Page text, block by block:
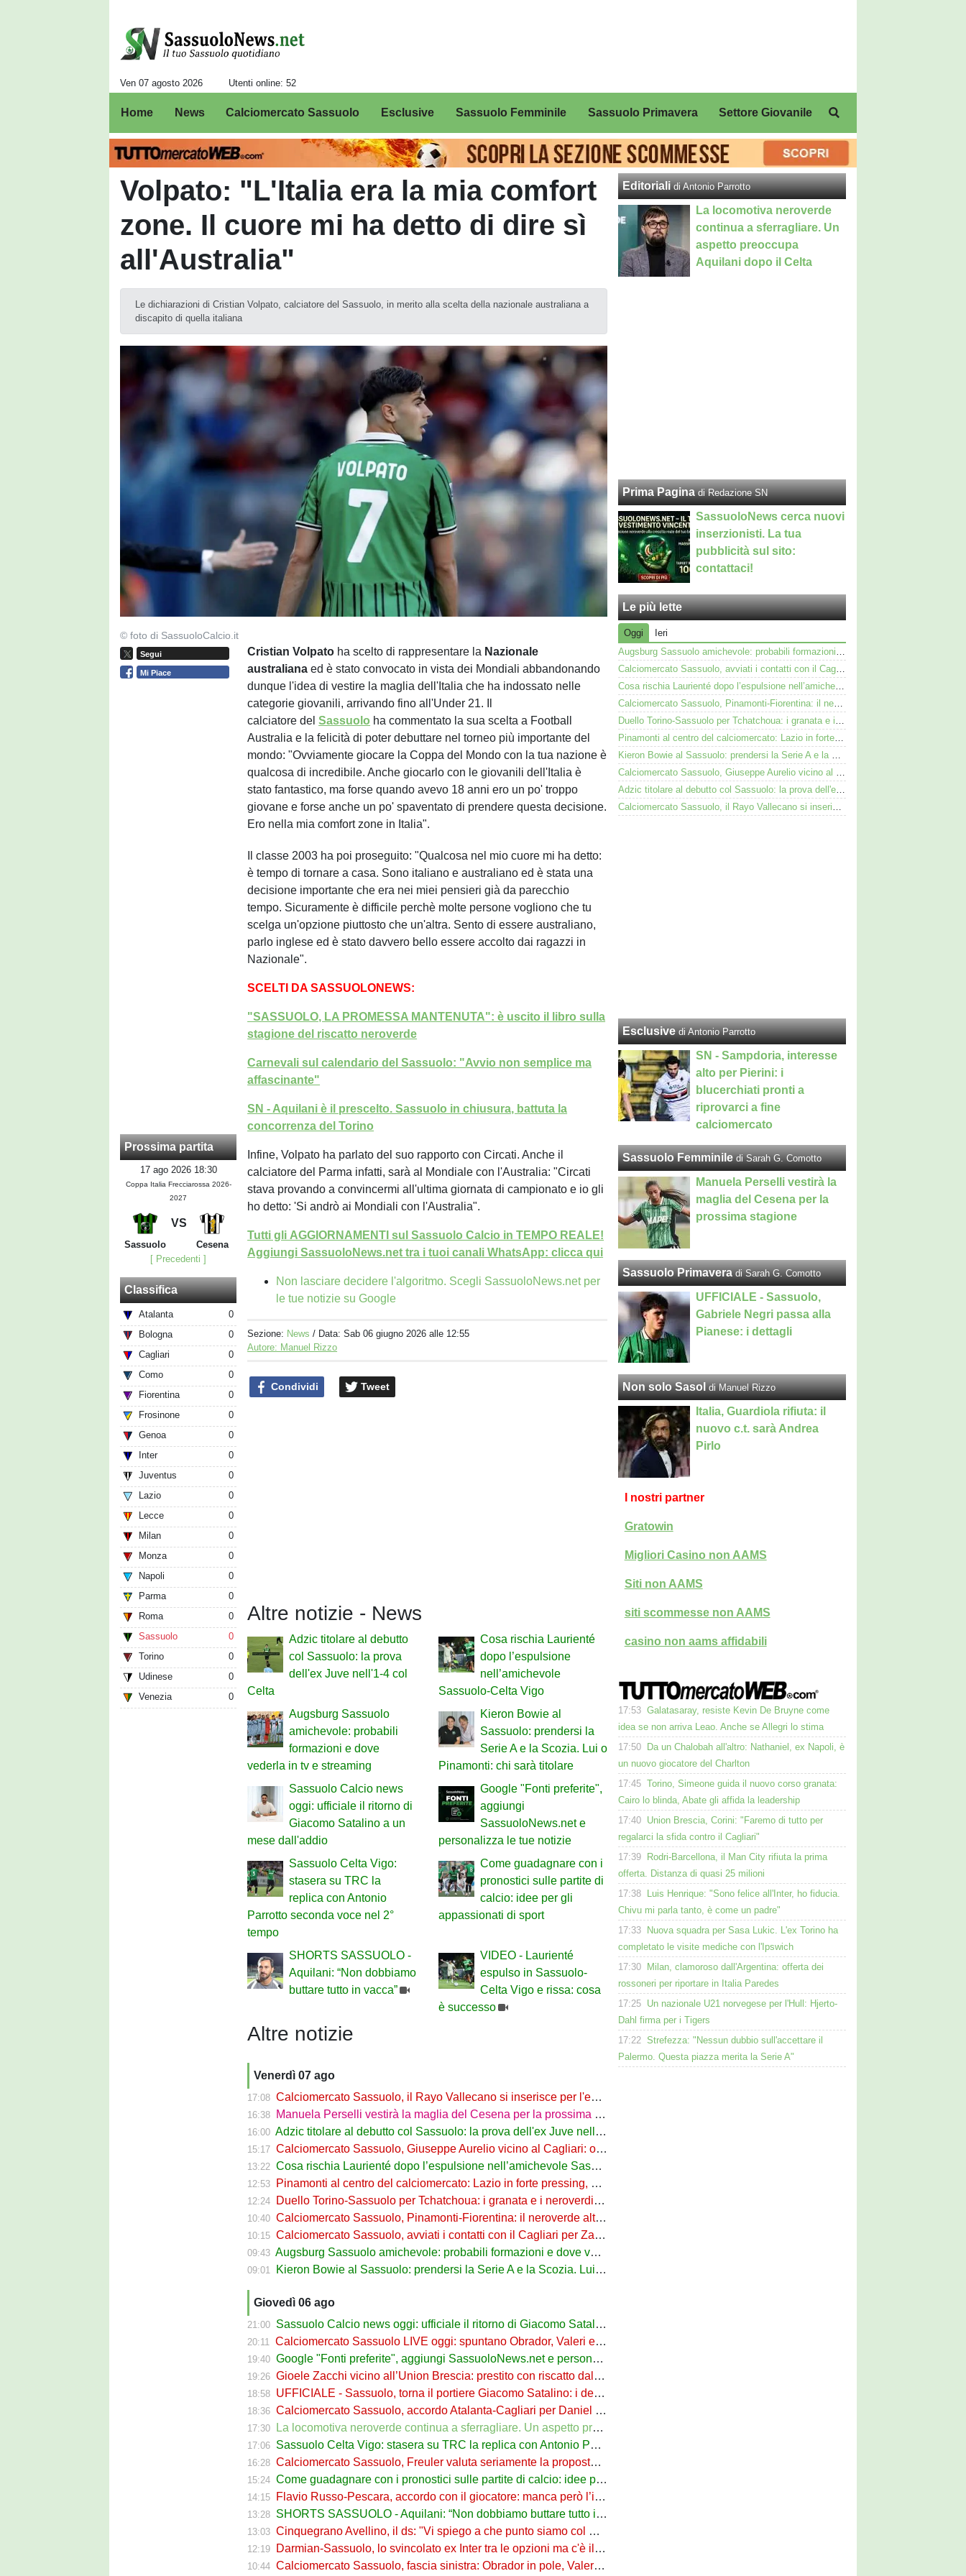
Ven 07 agosto 2026 Utenti online: 52
Home News Calciomercato Sassuolo Esclusive Sassuolo Femminile Sassuolo Primavera Settore Giovanile
Volpato: "L'Italia era la mia comfort
zone. Il cuore mi ha detto di dire sì
all'Australia"
Le dichiarazioni di Cristian Volpato, calciatore del Sassuolo, in merito alla scelta della nazionale australiana a
discapito di quella italiana
© foto di SassuoloCalcio.it
Segui
Mi Piace
Prossima partita
17 ago 2026 18:30
Coppa Italia Frecciarossa 2026-
2027
VS
Sassuolo
Cesena
[ Precedenti ]
Classifica
Atalanta
0
Bologna
0
Cagliari
0
Como
0
Fiorentina
0
Frosinone
0
Genoa
0
Inter
0
Juventus
0
Lazio
0
Lecce
0
Milan
0
Monza
0
Napoli
0
Parma
0
Roma
0
Sassuolo
0
Torino
0
Udinese
0
Venezia
0
Cristian Volpato ha scelto di rappresentare la Nazionale
australiana ed è stato convocato in vista dei Mondiali abbandonando
dunque l'idea di vestire la maglia dell'Italia che ha indossato nelle
categorie giovanili, arrivando fino all'Under 21. Il
calciatore delSassuolo ha commentato la sua scelta a Football
Australia e la felicità di poter debuttare nel torneo più importante del
mondo: "Ovviamente giocare la Coppa del Mondo con la tua nazione è
qualcosa di incredibile. Anche giocarlo con le giovanili dell'Italia è
stato fantastico, ma forse quando avevo 18 anni ero un po' troppo
giovane e forse anche un po' spaventato di prendere questa decisione.
Ero nella mia comfort zone in Italia".
Il classe 2003 ha poi proseguito: "Qualcosa nel mio cuore mi ha detto:
è tempo di tornare a casa. Sono italiano e australiano ed è stata una
decisione importante che era nei miei pensieri già da parecchio
tempo. Sicuramente è difficile perchè molte persone vogliono che tu
scelga un'opzione piuttosto che un'altra. Sento di essere australiano,
parlo inglese ed è stato davvero bello essere accolto dai ragazzi in
Nazionale".
SCELTI DA SASSUOLONEWS:
"SASSUOLO, LA PROMESSA MANTENUTA": è uscito il libro sulla
stagione del riscatto neroverde
Carnevali sul calendario del Sassuolo: "Avvio non semplice ma
affascinante"
SN - Aquilani è il prescelto. Sassuolo in chiusura, battuta la
concorrenza del Torino
Infine, Volpato ha parlato del suo rapporto con Circati. Anche il
calciatore del Parma infatti, sarà al Mondiale con l'Australia: "Circati
stava provando a convincermi all'ultima giornata di campionato e io gli
ho detto: 'Si andrò ai Mondiali con l'Australia".
Tutti gli AGGIORNAMENTI sul Sassuolo Calcio in TEMPO REALE!
Aggiungi SassuoloNews.net tra i tuoi canali WhatsApp: clicca qui
Non lasciare decidere l'algoritmo. Scegli SassuoloNews.net per
le tue notizie su Google
Sezione: News / Data:Sab 06 giugno 2026 alle 12:55
Autore: Manuel Rizzo
Condividi Tweet
Altre notizie - News
Adzic titolare al debutto
col Sassuolo: la prova
dell'ex Juve nell'1-4 col
Celta
Cosa rischia Laurienté
dopo l’espulsione
nell’amichevole
Sassuolo-Celta Vigo
Augsburg Sassuolo
amichevole: probabili
formazioni e dove
vederla in tv e streaming
Kieron Bowie al
Sassuolo: prendersi la
Serie A e la Scozia. Lui o
Pinamonti: chi sarà titolare
Sassuolo Calcio news
oggi: ufficiale il ritorno di
Giacomo Satalino a un
mese dall'addio
Google "Fonti preferite",
aggiungi
SassuoloNews.net e
personalizza le tue notizie
Sassuolo Celta Vigo:
stasera su TRC la
replica con Antonio
Parrotto seconda voce nel 2°
tempo
Come guadagnare con i
pronostici sulle partite di
calcio: idee per gli
appassionati di sport
SHORTS SASSUOLO -
Aquilani: “Non dobbiamo
buttare tutto in vacca”
VIDEO - Laurienté
espulso in Sassuolo-
Celta Vigo e rissa: cosa
è successo
Altre notizie
Venerdì 07 ago
17:08 Calciomercato Sassuolo, il Rayo Vallecano si inserisce per l'ex Torino Obrador
16:38 Manuela Perselli vestirà la maglia del Cesena per la prossima stagione
16:00 Adzic titolare al debutto col Sassuolo: la prova dell'ex Juve nell'1-4 col Celta
15:17 Calciomercato Sassuolo, Giuseppe Aurelio vicino al Cagliari: operazione in dirittura d’arrivo
13:22 Cosa rischia Laurienté dopo l’espulsione nell’amichevole Sassuolo-Celta Vigo
12:53 Pinamonti al centro del calciomercato: Lazio in forte pressing, Fiorentina osserva
12:24 Duello Torino-Sassuolo per Tchatchoua: i granata e i neroverdi valutano per l'ex Verona
10:40 Calciomercato Sassuolo, Pinamonti-Fiorentina: il neroverde alternativa a Pellegrino del Parma
10:15 Calciomercato Sassuolo, avviati i contatti con il Cagliari per Zappa
09:43 Augsburg Sassuolo amichevole: probabili formazioni e dove vederla in tv e streaming
09:01 Kieron Bowie al Sassuolo: prendersi la Serie A e la Scozia. Lui o Pinamonti: chi sarà titolare
Giovedì 06 ago
21:00 Sassuolo Calcio news oggi: ufficiale il ritorno di Giacomo Satalino a un mese dall'addio
20:11 Calciomercato Sassuolo LIVE oggi: spuntano Obrador, Valeri e Darmian per la difesa
19:40 Google "Fonti preferite", aggiungi SassuoloNews.net e personalizza le tue notizie
19:26 Gioele Zacchi vicino all’Union Brescia: prestito con riscatto dal Sassuolo
18:58 UFFICIALE - Sassuolo, torna il portiere Giacomo Satalino: i dettagli
18:36 Calciomercato Sassuolo, accordo Atalanta-Cagliari per Daniel Maldini: i dettagli
17:30 La locomotiva neroverde continua a sferragliare. Un aspetto preoccupa Aquilani dopo il Celta
17:06 Sassuolo Celta Vigo: stasera su TRC la replica con Antonio Parrotto seconda voce nel 2° tempo
16:28 Calciomercato Sassuolo, Freuler valuta seriamente la proposta neroverde
15:24 Come guadagnare con i pronostici sulle partite di calcio: idee per gli appassionati di sport
14:15 Flavio Russo-Pescara, accordo con il giocatore: manca però l’intesa con il Sassuolo
13:28 SHORTS SASSUOLO - Aquilani: “Non dobbiamo buttare tutto in vacca”
13:03 Cinquegrano Avellino, il ds: "Vi spiego a che punto siamo col Sassuolo"
12:19 Darmian-Sassuolo, lo svincolato ex Inter tra le opzioni ma c'è il solito Cagliari
10:44 Calciomercato Sassuolo, fascia sinistra: Obrador in pole, Valeri l’alternativa
Editoriali di Antonio Parrotto
La locomotiva neroverde
continua a sferragliare. Un
aspetto preoccupa
Aquilani dopo il Celta
Prima Pagina di Redazione SN
SassuoloNews cerca nuovi
inserzionisti. La tua
pubblicità sul sito:
contattaci!
Le più lette
Oggi
Ieri
Augsburg Sassuolo amichevole: probabili formazioni e dove vederla in tv e streaming
Calciomercato Sassuolo, avviati i contatti con il Cagliari per Zappa
Cosa rischia Laurienté dopo l’espulsione nell’amichevole Sassuolo-Celta Vigo
Calciomercato Sassuolo, Pinamonti-Fiorentina: il neroverde alternativa a Pellegrino del Parma
Duello Torino-Sassuolo per Tchatchoua: i granata e i neroverdi valutano per l'ex Verona
Pinamonti al centro del calciomercato: Lazio in forte pressing, Fiorentina osserva
Kieron Bowie al Sassuolo: prendersi la Serie A e la Scozia. Lui o Pinamonti: chi sarà titolare
Calciomercato Sassuolo, Giuseppe Aurelio vicino al Cagliari: operazione in dirittura d’arrivo
Adzic titolare al debutto col Sassuolo: la prova dell'ex Juve nell'1-4 col Celta
Calciomercato Sassuolo, il Rayo Vallecano si inserisce per l'ex Torino Obrador
Esclusive di Antonio Parrotto
SN - Sampdoria, interesse
alto per Pierini: i
blucerchiati pronti a
riprovarci a fine
calciomercato
Sassuolo Femminile di Sarah G. Comotto
Manuela Perselli vestirà la
maglia del Cesena per la
prossima stagione
Sassuolo Primavera di Sarah G. Comotto
UFFICIALE - Sassuolo,
Gabriele Negri passa alla
Pianese: i dettagli
Non solo Sasol di Manuel Rizzo
Italia, Guardiola rifiuta: il
nuovo c.t. sarà Andrea
Pirlo
I nostri partner
Gratowin
Migliori Casino non AAMS
Siti non AAMS
siti scommesse non AAMS
casino non aams affidabili
17:53 Galatasaray, resiste Kevin De Bruyne come
idea se non arriva Leao. Anche se Allegri lo stima
17:50
Da un Chalobah all'altro: Nathaniel, ex Napoli, è
un nuovo giocatore del Charlton
17:45 Torino, Simeone guida il nuovo corso granata:
Cairo lo blinda, Abate gli affida la leadership
17:40 Union Brescia, Corini: "Faremo di tutto per
regalarci la sfida contro il Cagliari"
17:39
Rodri-Barcellona, il Man City rifiuta la prima
offerta. Distanza di quasi 25 milioni
17:38
Luis Henrique: "Sono felice all'Inter, ho fiducia.
Chivu mi parla tanto, è come un padre"
17:33
Nuova squadra per Sasa Lukic. L'ex Torino ha
completato le visite mediche con l'Ipswich
17:30
Milan, clamoroso dall'Argentina: offerta dei
rossoneri per riportare in Italia Paredes
17:25 Un nazionale U21 norvegese per l'Hull: Hjerto-
Dahl firma per i Tigers
17:22 Strefezza: "Nessun dubbio sull'accettare il
Palermo. Questa piazza merita la Serie A"